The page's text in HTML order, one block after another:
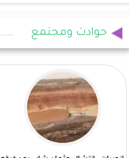
حوادث ومجتمع